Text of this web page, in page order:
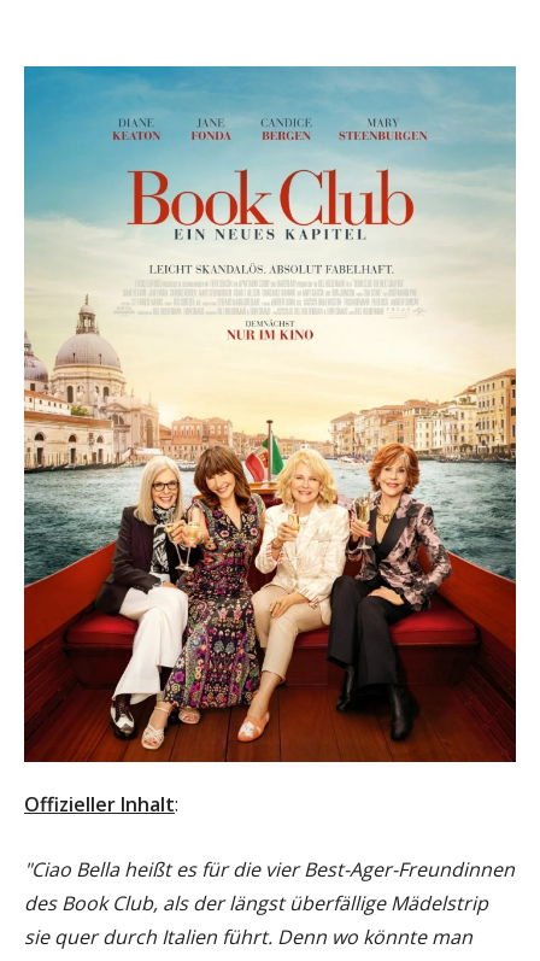
Offizieller Inhalt:
"Ciao Bella heißt es für die vier Best-Ager-Freundinnen
des Book Club, als der längst überfällige Mädelstrip
sie quer durch Italien führt. Denn wo könnte man